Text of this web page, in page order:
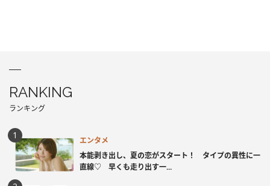
RANKING
ランキング
エンタメ
本能剥き出し、夏の恋がスタート！ タイプの異性に一
直線♡ 早くも走り出す一...